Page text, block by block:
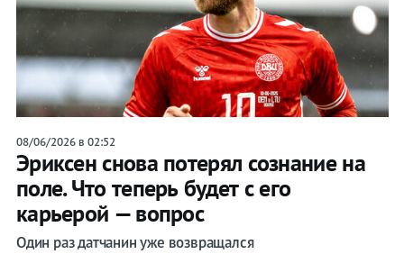
08/06/2026 в 02:52
Эриксен снова потерял сознание на
поле. Что теперь будет с его
карьерой — вопрос
Один раз датчанин уже возвращался